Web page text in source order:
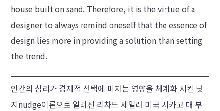
house built on sand. Therefore, it is the virtue of a
designer to always remind oneself that the essence of
design lies more in providing a solution than setting
the trend.
인간의 심리가 경제적 선택에 미치는 영향을 체계화 시킨 넛
지nudge이론으로 알려진 리차드 세일러 미국 시카고 대 부